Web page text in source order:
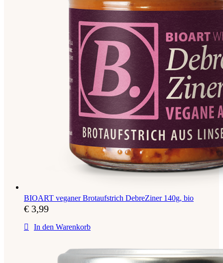
BIOART veganer Brotaufstrich DebreZiner 140g, bio
€ 3,99
In den Warenkorb